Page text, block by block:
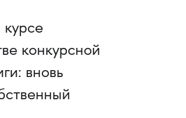
конкурсной
вновь